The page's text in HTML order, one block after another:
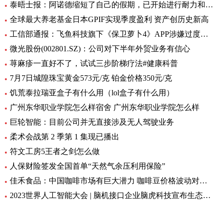
泰晤士报：阿诺德缩短了自己的假期，已开始进行耐力和速度训练
全球最大养老基金日本GPIF实现季度盈利 资产创历史新高
工信部通报：飞鱼科技旗下《保卫萝卜4》APP涉嫌过度索取权限问题
微光股份(002801.SZ)：公司对下半年外贸业务有信心
荨麻疹一直好不了，试试三步阶梯疗法#健康科普
7月7日城隍珠宝黄金573元/克 铂金价格350元/克
饥荒泰拉瑞亚盒子有什么用（lol盒子有什么用）
广州东华职业学院怎么样宿舍 广州东华职业学院怎么样
巨轮智能：目前公司并无直接涉及无人驾驶业务
柔术会战第 2 季第 1 集现已播出
符文工房5王者之剑怎么做
人保财险签发全国首单“天然气余压利用保险”
佳禾食品：中国咖啡市场有巨大潜力 咖啡豆价格波动对公司毛利率影响较小
2023世界人工智能大会 | 脑机接口企业脑虎科技宣布生态数据开源，今年已完成犬、猴动物实验，合作完成3项脑机接口植入临床手术